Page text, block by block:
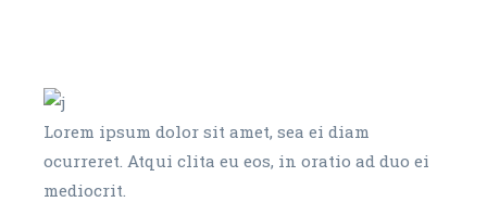
Lorem ipsum dolor sit amet, sea ei diam
ocurreret. Atqui clita eu eos, in oratio ad duo ei
mediocrit.